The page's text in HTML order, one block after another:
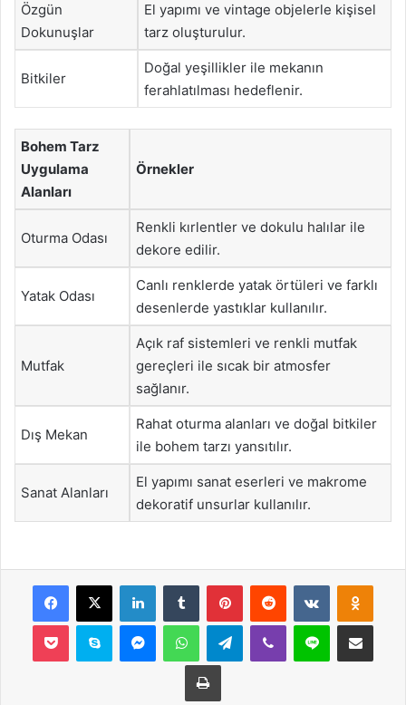
Özgün
Dokunuşlar
El yapımı ve vintage objelerle kişisel
tarz oluşturulur.
Bitkiler
Doğal yeşillikler ile mekanın
ferahlatılması hedeflenir.
Bohem Tarz
Uygulama
Alanları
Örnekler
Oturma Odası
Renkli kırlentler ve dokulu halılar ile
dekore edilir.
Yatak Odası
Canlı renklerde yatak örtüleri ve farklı
desenlerde yastıklar kullanılır.
Mutfak
Açık raf sistemleri ve renkli mutfak
gereçleri ile sıcak bir atmosfer
sağlanır.
Dış Mekan
Rahat oturma alanları ve doğal bitkiler
ile bohem tarzı yansıtılır.
Sanat Alanları
El yapımı sanat eserleri ve makrome
dekoratif unsurlar kullanılır.
Facebook
X LinkedInTumblr PinterestReddit VKontakte
Pocket Skype MessengerWhatsAppTelegramViber Line E-Posta ile
Yazdır